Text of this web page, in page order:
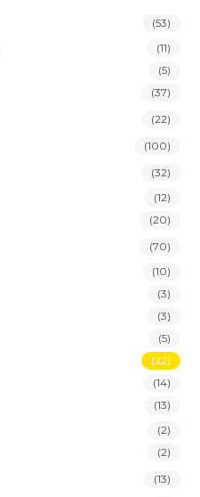
(53)
(11)
(5)
(37)
(22)
(100)
(32)
(12)
(20)
(70)
(10)
(3)
(3)
(5)
(22)
(14)
(13)
(2)
(2)
(13)